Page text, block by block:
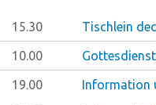
15.30 Tischlein
10.00
19.00
Information